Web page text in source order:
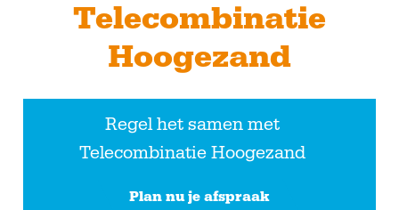
Telecombinatie
Hoogezand
Regel het samen met
Telecombinatie Hoogezand
Plan nu je afspraak